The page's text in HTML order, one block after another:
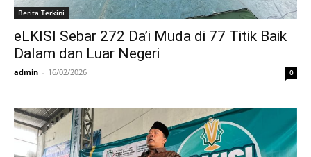
Berita Terkini
eLKISI Sebar 272 Da’i Muda di 77 Titik Baik
Dalam dan Luar Negeri
admin - 16/02/2026 0